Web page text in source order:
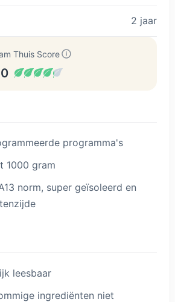
2 jaar
Thuis Score
programma's
1000 gram
norm, super geïsoleerd en
leesbaar
ingrediënten niet